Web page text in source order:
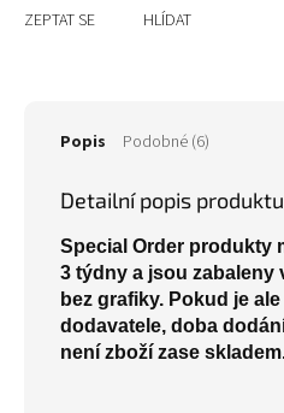
ZEPTAT SE HLÍDAT
Popis Podobné (6)
Detailní popis produktu
Special Order produkty
3 týdny a jsou zabaleny
bez grafiky. Pokud je
dodavatele, doba
není zboží zase